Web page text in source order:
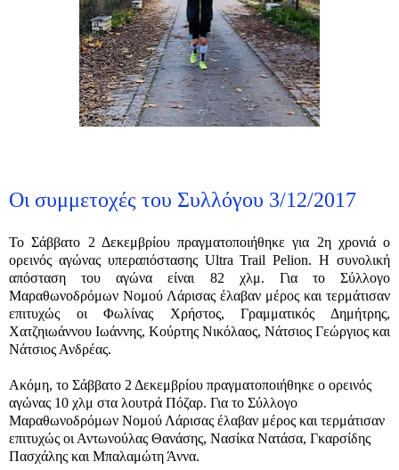
Οι συμμετοχές του Συλλόγου 3/12/2017
Το Σάββατο 2 Δεκεμβρίου πραγματοποιήθηκε για 2η χρονιά ο
ορεινός αγώνας υπεραπόστασης Ultra Trail Pelion. Η συνολική
απόσταση του αγώνα είναι 82 χλμ. Για το Σύλλογο
Μαραθωνοδρόμων Νομού Λάρισας έλαβαν μέρος και τερμάτισαν
επιτυχώς οι Φωλίνας Χρήστος, Γραμματικός Δημήτρης,
Χατζηιωάννου Ιωάννης, Κούρτης Νικόλαος, Νάτσιος Γεώργιος και
Νάτσιος Ανδρέας.
Ακόμη, το Σάββατο 2 Δεκεμβρίου πραγματοποιήθηκε ο ορεινός
αγώνας 10 χλμ στα λουτρά Πόζαρ. Για το Σύλλογο
Μαραθωνοδρόμων Νομού Λάρισας έλαβαν μέρος και τερμάτισαν
επιτυχώς οι Αντωνούλας Θανάσης, Νασίκα Νατάσα, Γκαρσίδης
Πασχάλης και Μπαλαμώτη Άννα.